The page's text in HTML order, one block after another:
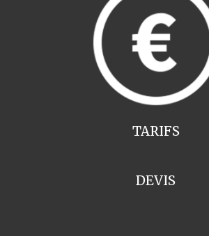
TARIFS
DEVIS